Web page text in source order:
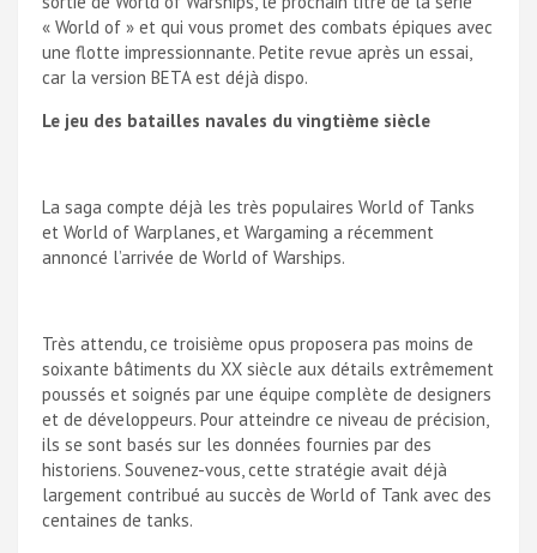
« World of » et qui vous promet des combats épiques avec
une flotte impressionnante. Petite revue après un essai,
car la version BETA est déjà dispo.
Le jeu des batailles navales du vingtième siècle
La saga compte déjà les très populaires World of Tanks
et World of Warplanes, et Wargaming a récemment
annoncé l’arrivée de World of Warships.
Très attendu, ce troisième opus proposera pas moins de
soixante bâtiments du XX siècle aux détails extrêmement
poussés et soignés par une équipe complète de designers
et de développeurs. Pour atteindre ce niveau de précision,
ils se sont basés sur les données fournies par des
historiens. Souvenez-vous, cette stratégie avait déjà
largement contribué au succès de World of Tank avec des
centaines de tanks.